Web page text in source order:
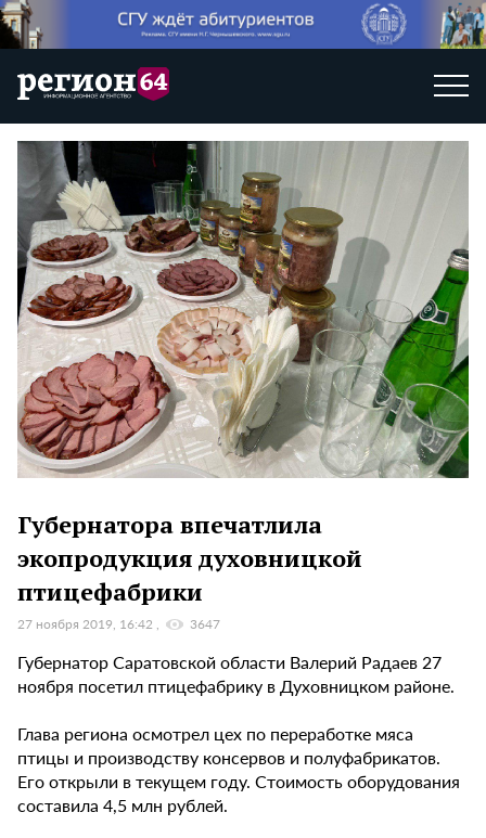
Губернатора впечатлила
экопродукция духовницкой
птицефабрики
27 ноября 2019, 16:42 3647
Губернатор Саратовской области Валерий Радаев 27
ноября посетил птицефабрику в Духовницком районе.
Глава региона осмотрел цех по переработке мяса
птицы и производству консервов и полуфабрикатов.
Его открыли в текущем году. Стоимость оборудования
составила 4,5 млн рублей.